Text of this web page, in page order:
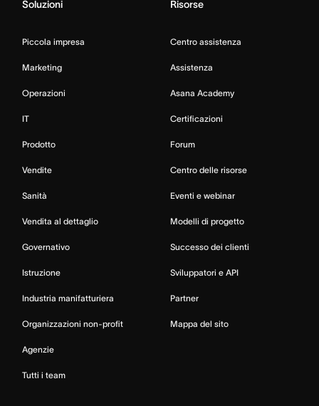
Soluzioni
Piccola impresa
Marketing
Operazioni
IT
Prodotto
Vendite
Sanità
Vendita al dettaglio
Governativo
Istruzione
Industria manifatturiera
Organizzazioni non-profit
Agenzie
Tutti i team
Risorse
Centro assistenza
Assistenza
Asana Academy
Certificazioni
Forum
Centro delle risorse
Eventi e webinar
Modelli di progetto
Successo dei clienti
Sviluppatori e API
Partner
Mappa del sito